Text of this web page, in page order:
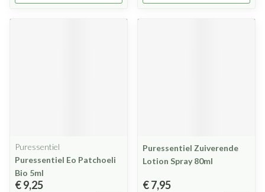
Puressentiel
Puressentiel Eo Patchoeli
Bio 5ml
€ 9,25
Puressentiel Zuiverende
Lotion Spray 80ml
€ 7,95